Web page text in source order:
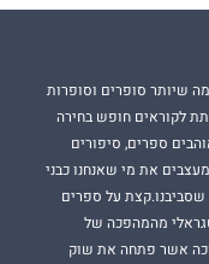
שיותר סופרים וסופרות
לקוראים חופש בחירה
ספרים, סיפורים
את מי שאנחנו כבני
שסביבנו.קצת על ספרים
מהמהפכה של
אשר פתחה את שוק